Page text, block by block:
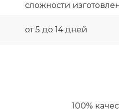
сложности
от 5 до 14 дней
100%